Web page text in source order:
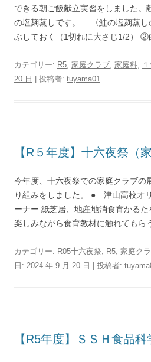
できる朝ご飯献立実習をしました。
の塩麹蒸しです。 〈鮭の塩麹蒸し
ぶしておく（1切れに大さじ1/2）
カテゴリー: R5, 家庭クラブ, 家庭科,
20 日
投稿者: tuyama01
【R５年度】十六夜祭（
今年度、十六夜祭での家庭クラブの
り組みをしました。 ● 津山高校オ
ーナー 紙芝居、地産地消食育かる
楽しみながら食育教材に触れても
カテゴリー: R05十六夜祭, R5, 家庭ク
日: 2024 年 9 月 20 日 投稿者:
【R5年度】ＳＳＨ食品